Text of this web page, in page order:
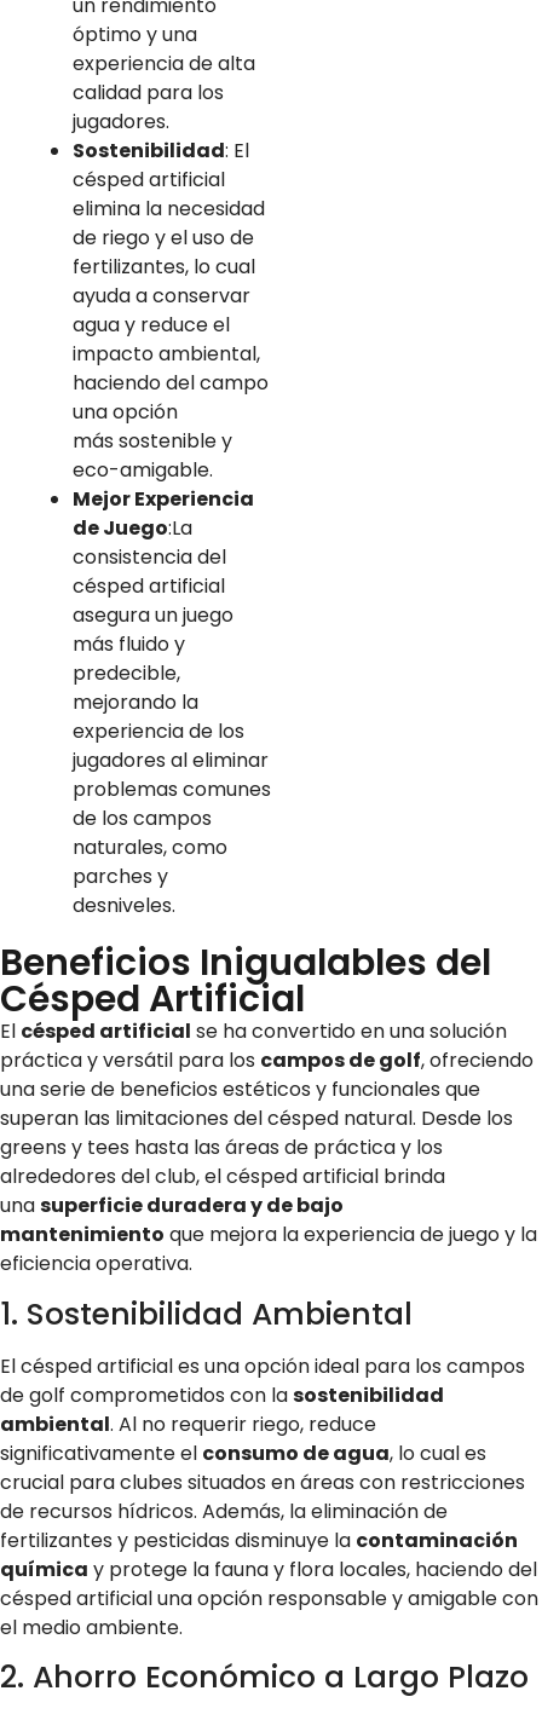
un rendimiento
óptimo y una
experiencia de alta
calidad para los
jugadores.
Sostenibilidad: El
césped artificial
elimina la necesidad
de riego y el uso de
fertilizantes, lo cual
ayuda a conservar
agua y reduce el
impacto ambiental,
haciendo del campo
una opción
más sostenible y
eco-amigable.
Mejor Experiencia
de Juego:La
consistencia del
césped artificial
asegura un juego
más fluido y
predecible,
mejorando la
experiencia de los
jugadores al eliminar
problemas comunes
de los campos
naturales, como
parches y
desniveles.
Beneficios Inigualables del
Césped Artificial
El césped artificial se ha convertido en una solución
práctica y versátil para los campos de golf, ofreciendo
una serie de beneficios estéticos y funcionales que
superan las limitaciones del césped natural. Desde los
greens y tees hasta las áreas de práctica y los
alrededores del club, el césped artificial brinda
unasuperficie duradera y de bajo
mantenimiento que mejora la experiencia de juego y la
eficiencia operativa.
1. Sostenibilidad Ambiental
El césped artificial es una opción ideal para los campos
de golf comprometidos con lasostenibilidad
ambiental. Al no requerir riego, reduce
significativamente el consumo de agua, lo cual es
crucial para clubes situados en áreas con restricciones
de recursos hídricos. Además, la eliminación de
fertilizantes y pesticidas disminuye la contaminación
química y protege la fauna y flora locales, haciendo del
césped artificial una opción responsable y amigable con
el medio ambiente.
2. Ahorro Económico a Largo Plazo